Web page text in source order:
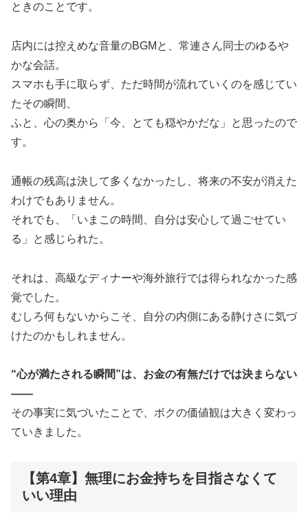
ときのことです。
店内には控えめな音量のBGMと、常連さん同士のゆるや
かな会話。
スマホも手に取らず、ただ時間が流れていくのを感じてい
たその瞬間、
ふと、心の奥から「今、とても穏やかだな」と思ったので
す。
通帳の残高は決して多くなかったし、将来の不安が消えた
わけでもありません。
それでも、「いまこの時間、自分は安心して過ごせてい
る」と感じられた。
それは、高級なディナーや海外旅行では得られなかった感
覚でした。
むしろ何もないからこそ、自分の内側にある静けさに気づ
けたのかもしれません。
“心が満たされる瞬間”は、お金の有無だけでは決まらない
——
その事実に気づいたことで、ボクの価値観は大きく変わっ
ていきました。
【第4章】無理にお金持ちを目指さなくて
いい理由